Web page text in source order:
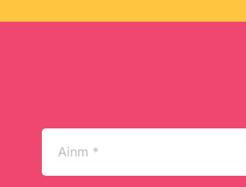
Ainm
(Required)